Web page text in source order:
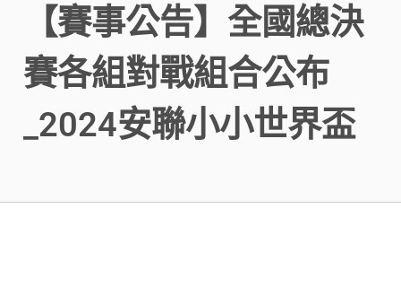
【賽事公告】全國總決
賽各組對戰組合公布
_2024安聯小小世界盃